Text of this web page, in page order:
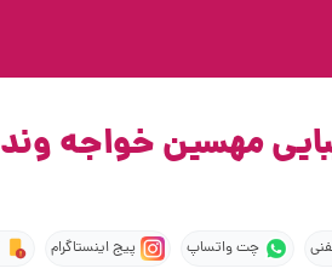
مهسین خواجه وند
چت واتساپ پیج اینستاگرام